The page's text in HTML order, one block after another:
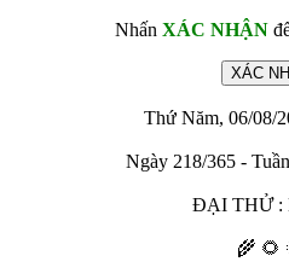
Nhấn XÁC NHẬN
Thứ Năm, 06/08/
Ngày 218/365 -
ĐẠI THỬ :
🌾 🌻